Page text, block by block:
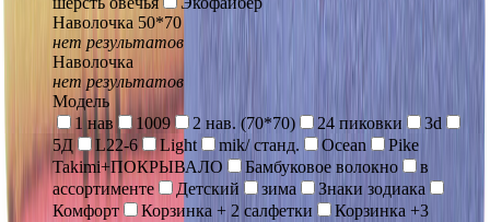
Наволочка 50*70
нет результатов
Наволочка
нет результатов
Модель
1 нав
1009 2 нав. (70*70) 24 пиковки
3d
5Д
L22-6 Light mik/ станд. Ocean
Pike
Takimi+ПОКРЫВАЛО
Бамбуковое волокно
в
ассортименте
Детский зима
Знаки зодиака
Комфорт
Корзинка + 2 салфетки
Корзинка +3